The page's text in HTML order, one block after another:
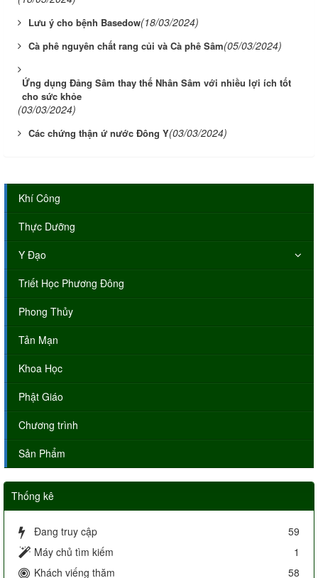
Lưu ý cho bệnh Basedow(18/03/2024)
Cà phê nguyên chất rang củi và Cà phê Sâm(05/03/2024)
Ứng dụng Đảng Sâm thay thế Nhân Sâm với nhiều lợi ích tốt
cho sức khỏe
(03/03/2024)
Các chứng thận ứ nước Đông Y(03/03/2024)
Khí Công
Thực Dưỡng
Y Đạo
Triết Học Phương Đông
Phong Thủy
Tản Mạn
Khoa Học
Phật Giáo
Chương trình
Sản Phẩm
Thống kê
Đang truy cập
59
Máy chủ tìm kiếm
1
Khách viếng thăm
58